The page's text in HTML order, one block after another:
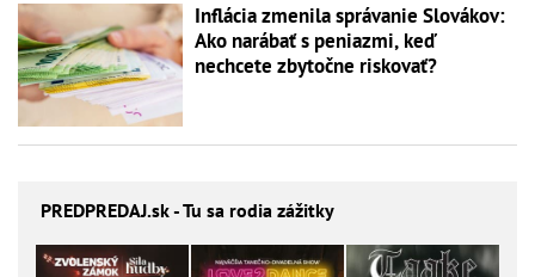
Inflácia zmenila správanie Slovákov:
Ako narábať s peniazmi, keď
nechcete zbytočne riskovať?
PREDPREDAJ.sk - Tu sa rodia zážitky